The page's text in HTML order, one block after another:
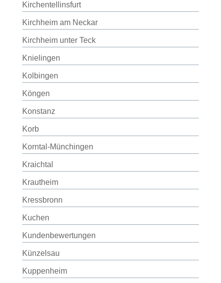
Kirchentellinsfurt
Kirchheim am Neckar
Kirchheim unter Teck
Knielingen
Kolbingen
Köngen
Konstanz
Korb
Korntal-Münchingen
Kraichtal
Krautheim
Kressbronn
Kuchen
Kundenbewertungen
Künzelsau
Kuppenheim